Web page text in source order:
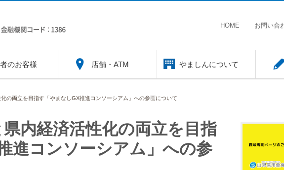
HOME お問い合
のお客様 店舗・ATM やましんについて
の両立を目指す「やまなしGX推進コンソーシアム」への参画について
内経済活性化の両立を目指
進コンソーシアム」への参